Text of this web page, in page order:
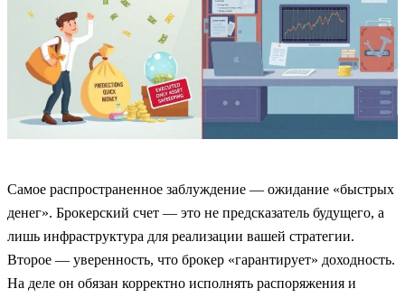
Самое распространенное заблуждение — ожидание «быстрых
денег». Брокерский счет — это не предсказатель будущего, а
лишь инфраструктура для реализации вашей стратегии.
Второе — уверенность, что брокер «гарантирует» доходность.
На деле он обязан корректно исполнять распоряжения и